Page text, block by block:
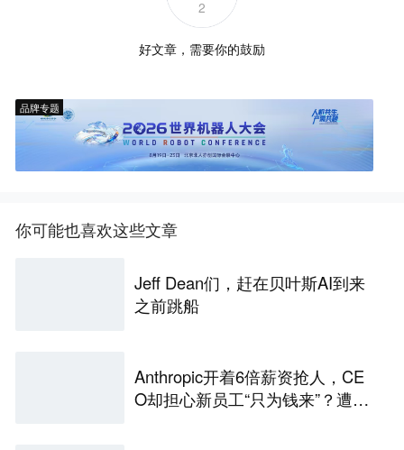
2
好文章，需要你的鼓励
品牌专题
你可能也喜欢这些文章
Jeff Dean们，赶在贝叶斯AI到来
之前跳船
Anthropic开着6倍薪资抢人，CE
O却担心新员工“只为钱来”？遭网